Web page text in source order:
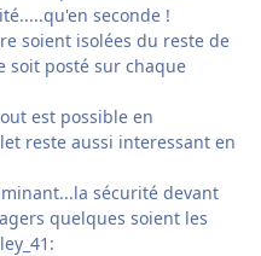
seconde !
soient isolées du reste de
soit posté sur chaque
est possible en
reste aussi interessant en
sécurité devant
quelques soient les